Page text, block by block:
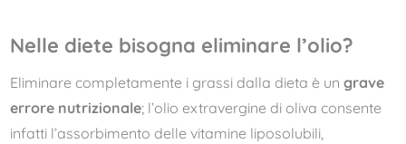
Nelle diete bisogna eliminare l’olio?
Eliminare completamente i grassi dalla dieta è ungrave
errore nutrizionale; l’olio extravergine di oliva consente
infatti l’assorbimento delle vitamine liposolubili,